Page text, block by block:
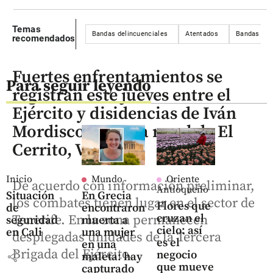
Temas
recomendados
Bandas delincuenciales Atentados Bandas
Para seguir leyendo
Inicio
Situación
de
seguridad
en Cali
share
Mundo
En Grecia
encontraron
muerta a
una mujer
en una
maleta: hay
capturado
Oriente
Antioqueño
Flores que
cruzan el
cielo: así
es el
negocio
que mueve
Fuertes enfrentamientos se
registran este jueves entre el
Ejército y disidencias de Iván
Mordisco en zona rural de El
Cerrito, Valle
De acuerdo con información preliminar,
los combates tienen lugar en el sector de
Tenerife. En la zona permanecen
desplegadas unidades de la Tercera
Brigada del Ejército.